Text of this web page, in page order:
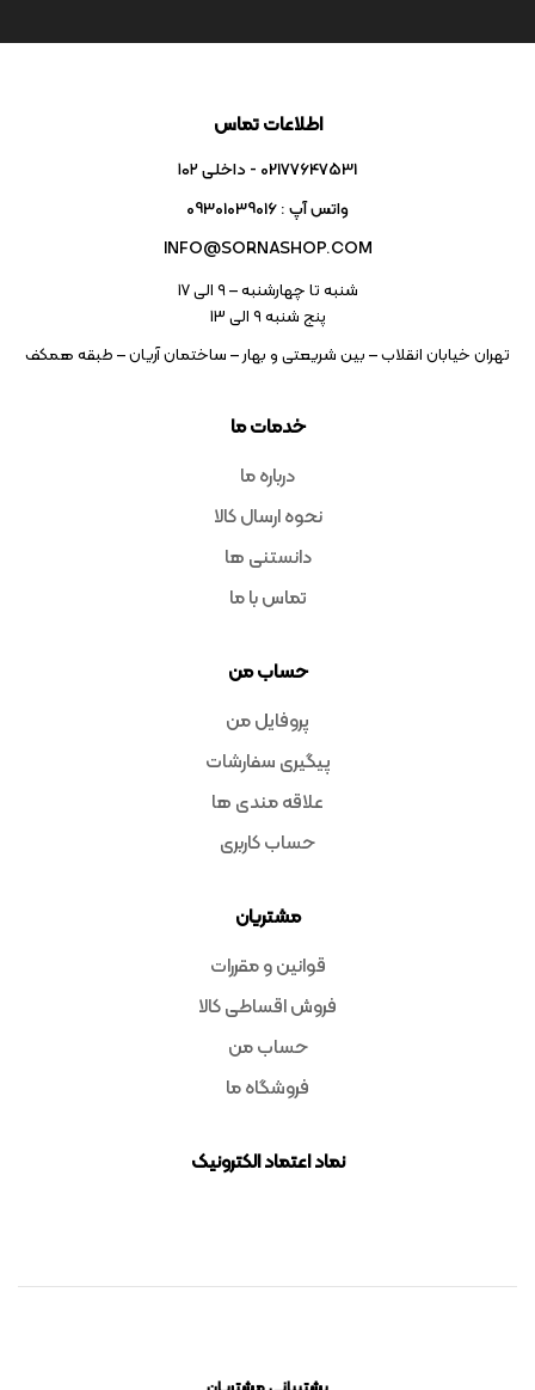
خدمات ما
درباره ما
نحوه ارسال کالا
دانستنی ها
تماس با ما
حساب من
پروفایل من
پیگیری سفارشات
علاقه مندی ها
حساب کاربری
مشتریان
قوانین و مقررات
فروش اقساطی کالا
حساب من
فروشگاه ما
نماد اعتماد الکترونیک
اطلاعات تماس
02177647531 - داخلی ۱۰۲
واتس آپ : 09301039016
INFO@SORNASHOP.COM
شنبه تا چهارشنبه – ۹ الی 17
پنج شنبه ۹ الی 13
تهران خیابان انقلاب – بین شریعتی و بهار – ساختمان آریان – طبقه همکف